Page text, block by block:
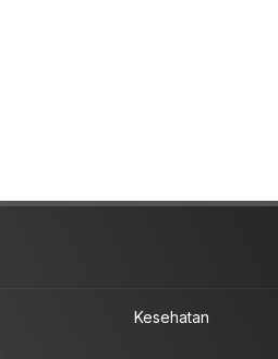
Kesehatan